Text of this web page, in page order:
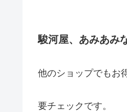
駿河屋、あみあみ
他のショップでもお
要チェックです。